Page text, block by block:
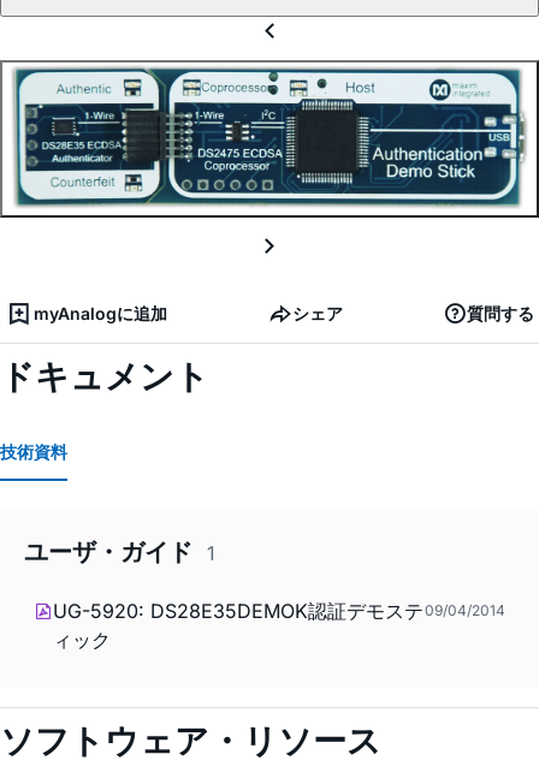
myAnalogに追加 シェア 質問する
ドキュメント
技術資料
ユーザ・ガイド 1
UG-5920: DS28E35DEMOK認証デモステ
ィック
09/04/2014
ソフトウェア・リソース